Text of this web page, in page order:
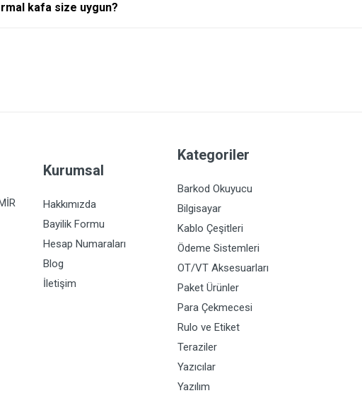
kafa size uygun?
Kurumsal
Hakkımızda
Bayilik Formu
Hesap Numaraları
Blog
İletişim
Kategoriler
Barkod Okuyucu
Bilgisayar
Kablo Çeşitleri
Ödeme Sistemleri
OT/VT Aksesuarları
Paket Ürünler
Para Çekmecesi
Rulo ve Etiket
Teraziler
Yazıcılar
Yazılım